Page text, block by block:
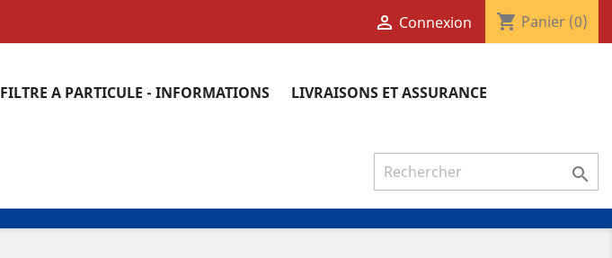
 Connexion shopping_cart Panier (0)
FILTRE A PARTICULE - INFORMATIONS
LIVRAISONS ET ASSURANCE
